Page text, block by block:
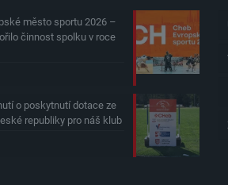
město sportu 2026 –
činnost spolku v roce
o poskytnutí dotace ze
republiky pro náš klub